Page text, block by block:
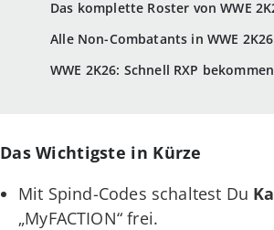
Das komplette Roster von WWE
Alle Non-Combatants in WWE 2K26
WWE 2K26: Schnell RXP
Das Wichtigste in Kürze
Mit Spind-Codes schaltest Du
„MyFACTION“ frei.